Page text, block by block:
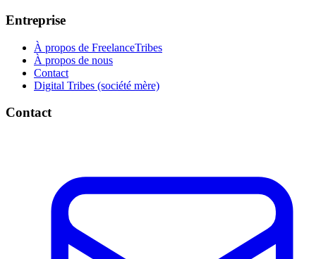
Entreprise
À propos de FreelanceTribes
À propos de nous
Contact
Digital Tribes (société mère)
Contact